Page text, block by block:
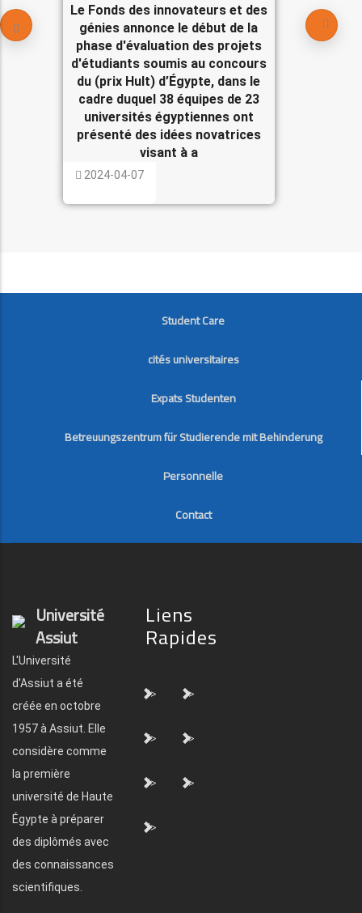
Le Fonds des innovateurs et des
génies annonce le début de la
phase d'évaluation des projets
d'étudiants soumis au concours
du (prix Hult) d’Égypte, dans le
cadre duquel 38 équipes de 23
universités égyptiennes ont
présenté des idées novatrices
visant à a
2024-04-07
FOOTER
Student Care
cités universitaires
Expats Studenten
Betreuungszentrum für Studierende mit Behinderung
Personnelle
Contact
Université
Assiut
L'Université
d'Assiut a été
créée en octobre
1957 à Assiut. Elle
considère comme
la première
université de Haute
Égypte à préparer
des diplômés avec
des connaissances
scientifiques.
Liens
Rapides
"> ">
"> ">
"> ">
">